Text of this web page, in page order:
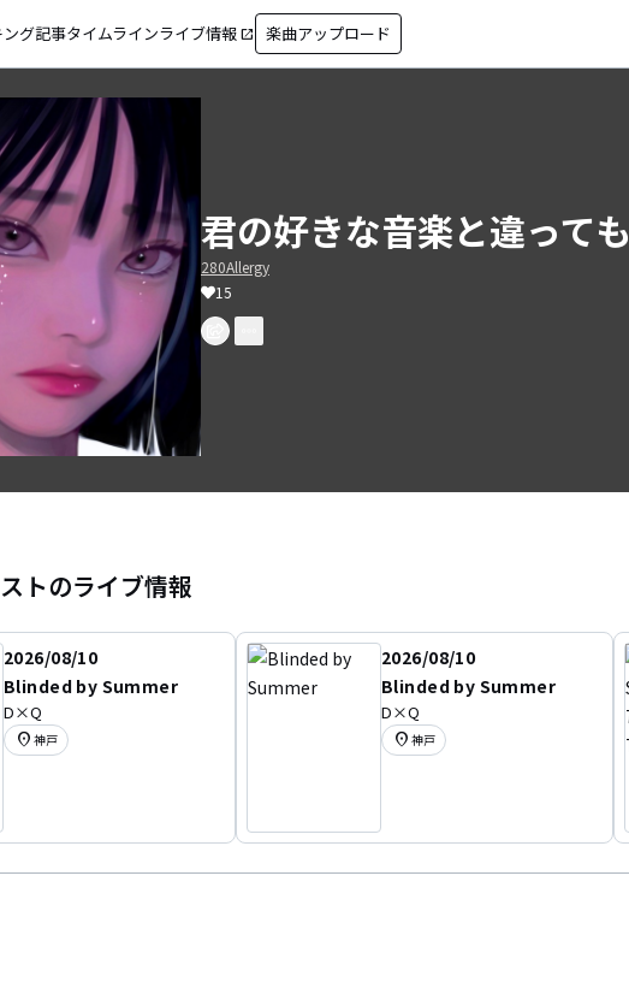
グ記事タイムラインライブ情報 open_in_new 楽曲アップロード
君の好きな音楽と違っても
280Allergy
15
トのライブ情報
2026/08/10
Blinded by Summer
D×Q
location_on 神戸
2026/08/10
Blinded by Summer
D×Q
location_on 神戸